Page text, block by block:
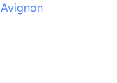
Avignon